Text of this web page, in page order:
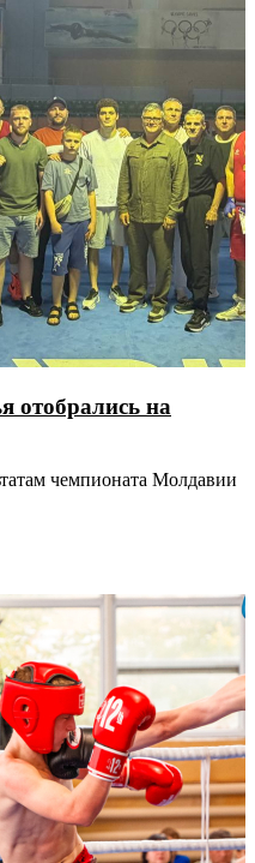
отобрались на
чемпионата Молдавии